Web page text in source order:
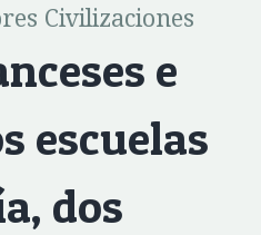
Civilizaciones
e
escuelas
dos